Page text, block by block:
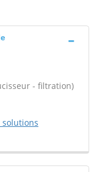
- filtration)